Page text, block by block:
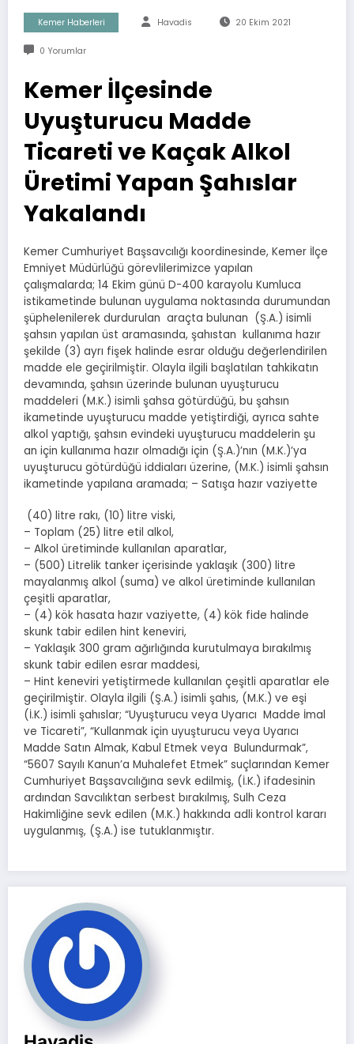
Kemer Haberleri Havadis 20 Ekim 2021
0 Yorumlar
Kemer İlçesinde
Uyuşturucu Madde
Ticareti ve Kaçak Alkol
Üretimi Yapan Şahıslar
Yakalandı
Kemer Cumhuriyet Başsavcılığı koordinesinde, Kemer İlçe
Emniyet Müdürlüğü görevlilerimizce yapılan
çalışmalarda; 14 Ekim günü D-400 karayolu Kumluca
istikametinde bulunan uygulama noktasında durumundan
şüphelenilerek durdurulan araçta bulunan (Ş.A.) isimli
şahsın yapılan üst aramasında, şahıstan kullanıma hazır
şekilde (3) ayrı fişek halinde esrar olduğu değerlendirilen
madde ele geçirilmiştir. Olayla ilgili başlatılan tahkikatın
devamında, şahsın üzerinde bulunan uyuşturucu
maddeleri (M.K.) isimli şahsa götürdüğü, bu şahsın
ikametinde uyuşturucu madde yetiştirdiği, ayrıca sahte
alkol yaptığı, şahsın evindeki uyuşturucu maddelerin şu
an için kullanıma hazır olmadığı için (Ş.A.)’nın (M.K.)’ya
uyuşturucu götürdüğü iddiaları üzerine, (M.K.) isimli şahsın
ikametinde yapılana aramada; – Satışa hazır vaziyette
(40) litre rakı, (10) litre viski,
– Toplam (25) litre etil alkol,
– Alkol üretiminde kullanılan aparatlar,
– (500) Litrelik tanker içerisinde yaklaşık (300) litre
mayalanmış alkol (suma) ve alkol üretiminde kullanılan
çeşitli aparatlar,
– (4) kök hasata hazır vaziyette, (4) kök fide halinde
skunk tabir edilen hint keneviri,
– Yaklaşık 300 gram ağırlığında kurutulmaya bırakılmış
skunk tabir edilen esrar maddesi,
– Hint keneviri yetiştirmede kullanılan çeşitli aparatlar ele
geçirilmiştir. Olayla ilgili (Ş.A.) isimli şahıs, (M.K.) ve eşi
(İ.K.) isimli şahıslar; “Uyuşturucu veya Uyarıcı Madde İmal
ve Ticareti”, “Kullanmak için uyuşturucu veya Uyarıcı
Madde Satın Almak, Kabul Etmek veya Bulundurmak”,
“5607 Sayılı Kanun’a Muhalefet Etmek” suçlarından Kemer
Cumhuriyet Başsavcılığına sevk edilmiş, (İ.K.) ifadesinin
ardından Savcılıktan serbest bırakılmış, Sulh Ceza
Hakimliğine sevk edilen (M.K.) hakkında adli kontrol kararı
uygulanmış, (Ş.A.) ise tutuklanmıştır.